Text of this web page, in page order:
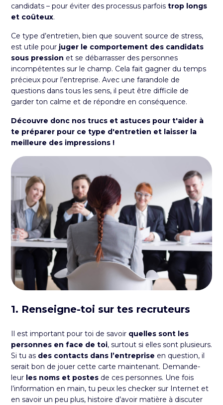
candidats – pour éviter des processus parfois trop longs
et coûteux.
Ce type d’entretien, bien que souvent source de stress,
est utile pour juger le comportement des candidats
sous pression et se débarrasser des personnes
incompétentes sur le champ. Cela fait gagner du temps
précieux pour l’entreprise. Avec une farandole de
questions dans tous les sens, il peut être difficile de
garder ton calme et de répondre en conséquence.
Découvre donc nos trucs et astuces pour t'aider à
te préparer pour ce type d'entretien et laisser la
meilleure des impressions !
1. Renseigne-toi sur tes recruteurs
Il est important pour toi de savoir quelles sont les
personnes en face de toi, surtout si elles sont plusieurs.
Si tu as des contacts dans l’entreprise en question, il
serait bon de jouer cette carte maintenant. Demande-
leur les noms et postes de ces personnes. Une fois
l’information en main, tu peux les checker sur Internet et
en savoir un peu plus, histoire d’avoir matière à discuter